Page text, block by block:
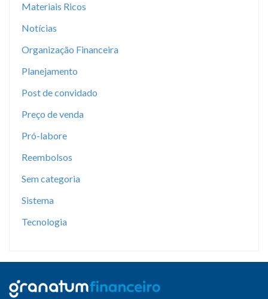
Materiais Ricos
Notícias
Organização Financeira
Planejamento
Post de convidado
Preço de venda
Pró-labore
Reembolsos
Sem categoria
Sistema
Tecnologia